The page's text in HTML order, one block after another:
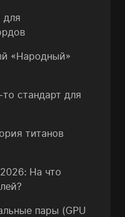
для
«Народный»
стандарт для
титанов
На что
пары (GPU